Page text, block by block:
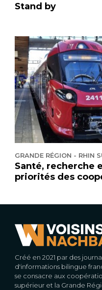
Stand by
GRANDE RÉGION - RHIN
Santé, recherche
priorités des
Créé en 2021 par des
d'informations bilingue
se consacre aux
supérieur et la Grande